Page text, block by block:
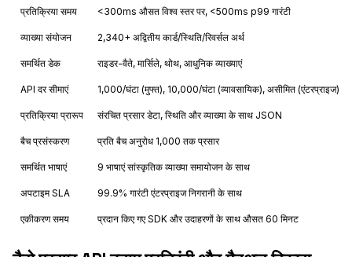
प्रतिक्रिया समय <300ms औसत विश्व स्तर पर, <500ms p99 गारंटी
व्याख्या संयोजन 2,340+ अद्वितीय कार्ड/स्थिति/रिवर्सल अर्थ
समर्थित डेक राइडर-वैते, मार्सिले, थोथ, आधुनिक व्याख्याएं
API दर सीमाएं 1,000/घंटा (मुफ्त), 10,000/घंटा (व्यावसायिक), असीमित (एंटरप्राइज)
प्रतिक्रिया प्रारूप संरचित प्रसार डेटा, स्थिति और व्याख्या के साथ JSON
बैच प्रसंस्करण प्रति बैच अनुरोध 1,000 तक प्रसार
समर्थित भाषाएं 9 भाषाएं सांस्कृतिक व्याख्या समायोजन के साथ
अपटाइम SLA 99.9% गारंटी एंटरप्राइज निगरानी के साथ
एकीकरण समय प्रदान किए गए SDK और उदाहरणों के साथ औसत 60 मिनट